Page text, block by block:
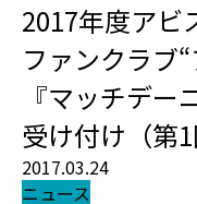
2017年度アビ
ファンクラブ
『マッチデ
受け付け（第
2017.03.24
ニュース